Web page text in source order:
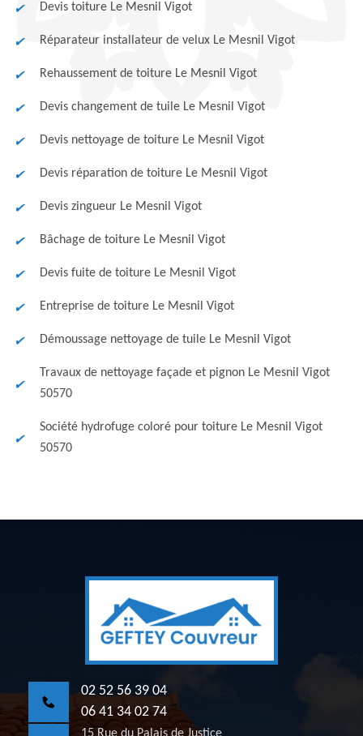
Devis toiture Le Mesnil Vigot
Réparateur installateur de velux Le Mesnil Vigot
Rehaussement de toiture Le Mesnil Vigot
Devis changement de tuile Le Mesnil Vigot
Devis nettoyage de toiture Le Mesnil Vigot
Devis réparation de toiture Le Mesnil Vigot
Devis zingueur Le Mesnil Vigot
Bâchage de toiture Le Mesnil Vigot
Devis fuite de toiture Le Mesnil Vigot
Entreprise de toiture Le Mesnil Vigot
Démoussage nettoyage de tuile Le Mesnil Vigot
Travaux de nettoyage façade et pignon Le Mesnil Vigot
50570
Société hydrofuge coloré pour toiture Le Mesnil Vigot
50570
02 52 56 39 04
06 41 34 02 74